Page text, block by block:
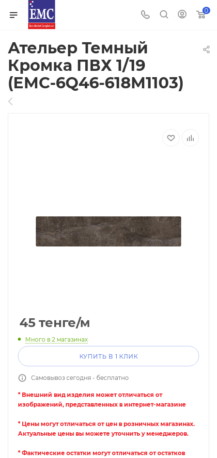
0
Ательер Темный
Кромка ПВХ 1/19
(ЕМС-6Q46-618M1103)
45 тенге/м
Много в 2 магазинах
КУПИТЬ В 1 КЛИК
Самовывоз сегодня - бесплатно
* Внешний вид изделия может отличаться от
изображений, представленных в интернет-магазине
* Цены могут отличаться от цен в розничных магазинах.
Актуальные цены вы можете уточнить у менеджеров.
* Фактические остатки могут отличаться от остатков